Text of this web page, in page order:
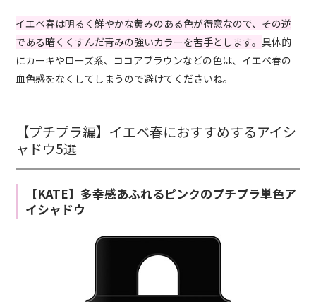
イエベ春は明るく鮮やかな黄みのある色が得意なので、その逆
である暗くくすんだ青みの強いカラーを苦手とします。具体的
にカーキやローズ系、ココアブラウンなどの色は、イエベ春の
血色感をなくしてしまうので避けてくださいね。
【プチプラ編】イエベ春におすすめするアイシ
ャドウ5選
【KATE】多幸感あふれるピンクのプチプラ単色ア
イシャドウ